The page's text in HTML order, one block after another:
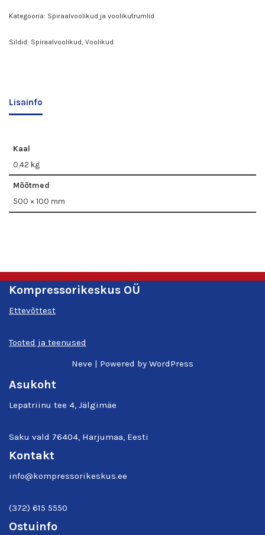
Kategooria: Spiraalvoolikud ja voolikutrumlid
Sildid: Spiraalvoolikud, Voolikud
Lisainfo
Kaal
0,42 kg
Mõõtmed
500 × 100 mm
Kompressorikeskus OÜ
Ettevõttest
Tooted ja teenused
Neve | Powered by WordPress
Asukoht
Lepatriinu tee 4, Jälgimäe
Saku vald 76404, Harjumaa, Eesti
Kontakt
info@kompressorikeskus.ee
(372) 615 5550
Ostuinfo